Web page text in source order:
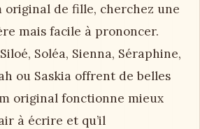
original de fille, cherchez une
mais facile à prononcer.
Soléa, Sienna, Séraphine,
ou Saskia offrent de belles
original fonctionne mieux
à écrire et qu’il